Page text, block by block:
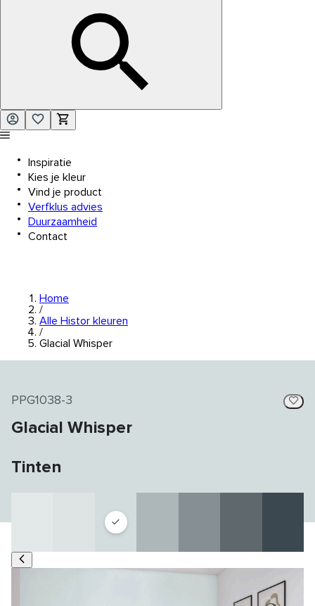
Inspiratie
Kies je kleur
Vind je product
Verfklus advies
Duurzaamheid
Contact
Home
/
Alle Histor kleuren
/
Glacial Whisper
PPG1038-3
Glacial Whisper
Tinten